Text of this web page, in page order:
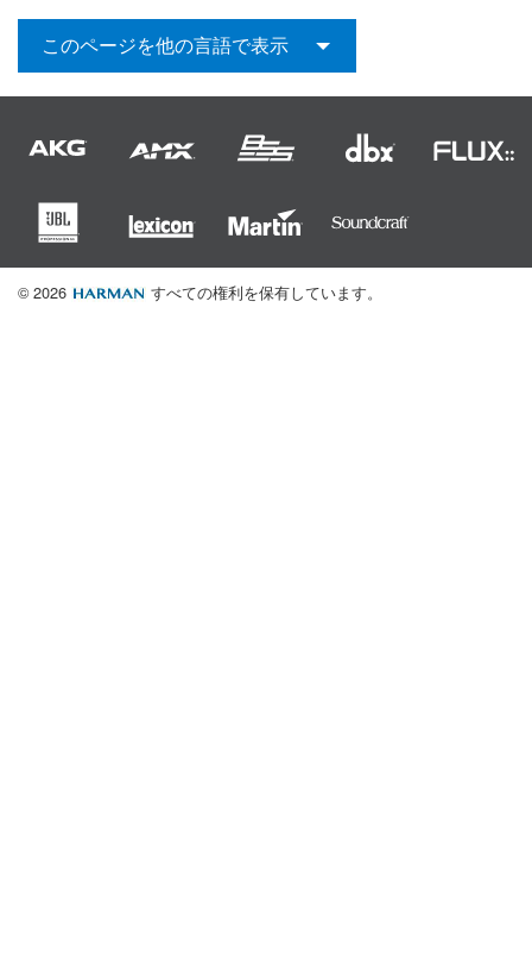
このページを他の言語で表示
© 2026 すべての権利を保有しています。